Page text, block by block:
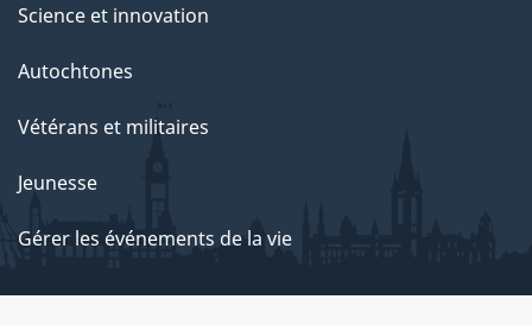
Science et innovation
Autochtones
Vétérans et militaires
Jeunesse
Gérer les événements de la vie